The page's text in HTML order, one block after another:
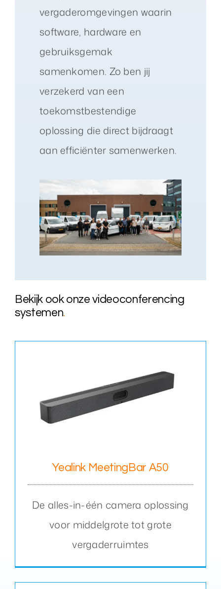
vergaderomgevingen waarin
software, hardware en
gebruiksgemak
samenkomen. Zo ben jij
verzekerd van een
toekomstbestendige
oplossing die direct bijdraagt
aan efficiënter samenwerken.
Bekijk ook onze videoconferencing
systemen.
Yealink MeetingBar A50
De alles-in-één camera oplossing
voor middelgrote tot grote
vergaderruimtes